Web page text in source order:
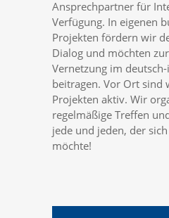
Ansprechpartner für
Verfügung. In eigenen
Projekten fördern wir
Dialog und möchten
Vernetzung im
beitragen. Vor Ort sind
Projekten aktiv. Wir
regelmäßige Treffen
jede und jeden, der
möchte!